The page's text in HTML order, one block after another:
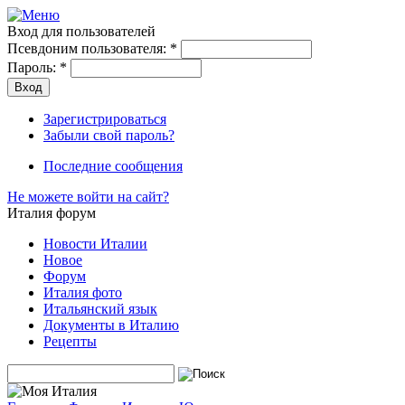
Вход для пользователей
Псевдоним пользователя: *
Пароль: *
Зарегистрироваться
Забыли свой пароль?
Последние сообщения
Не можете войти на сайт?
Италия форум
Новости Италии
Новое
Форум
Италия фото
Итальянский язык
Документы в Италию
Рецепты